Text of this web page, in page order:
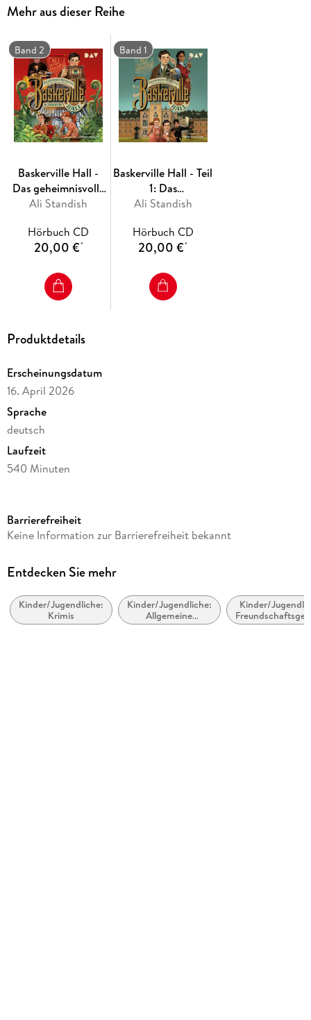
gegenüber. Arthur muss sich zwischen der Loyalität zu
seinem Mentor und der Freundschaft mit Jimmie entscheiden
. . . Ungekürzte Lesung mit Johann von Bülow1 mp3-CD | ca. 9
h Lesung
Mehr aus dieser Reihe
Band 2
Baskerville Hall -
Das geheimnisvolle
Internat der
Teil 2: Das Zeichen
der Fünf
Ali Standish
Hörbuch CD
20,00 €*
Band 1
Baskerville Hall - Teil
1: Das
geheimnisvolle
besonderen Talente
Ali Standish
Hörbuch CD
20,00 €*
Produktdetails
Erscheinungsdatum
16. April 2026
Sprache
deutsch
Laufzeit
540 Minuten
Reihe
Autor/Autorin
Übersetzung
Jessika Komina, Sandra Knuffinke
Barrierefreiheit
Keine Information zur Barrierefreiheit bekannt
Entdecken Sie mehr
Kinder/Jugendliche:
Krimis
Kinder/Jugendliche:
Allgemeine
Interessen:
Kinder/